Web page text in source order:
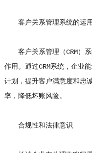
客户关系管理系统的运用
客户关系管理（CRM）系
作用。通过CRM系统，企业
计划，提升客户满意度和忠
率，降低坏账风险。
合规性和法律意识